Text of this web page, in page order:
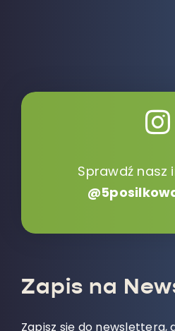
Sprawdź nasz
Zapis na
Zapisz się do